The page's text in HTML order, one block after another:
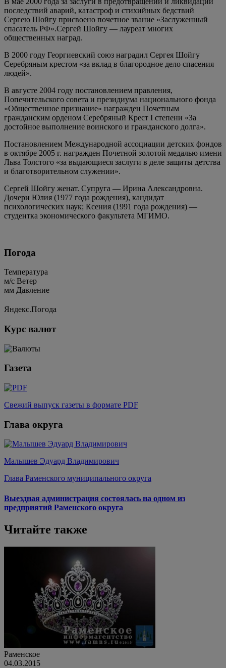
последствий аварий, катастроф и стихийных бедствий
Сергею Шойгу присвоено почетное звание «Заслуженный
спасатель РФ».Сергей Шойгу — лауреат многих
общественных наград.
В 2000 году Георгиевский союз наградил Сергея Шойгу
Серебряным крестом «за вклад в благородное дело спасения
людей».
В августе 2004 году постановлением правления,
Попечительского совета и президиума национального фонда
«Общественное признание» награжден Почетным
гражданским орденом Серебряный Крест I степени «За
достойное выполнение воинского и гражданского долга».
Постановлением Международной ассоциации детских фондов
в октябре 2005 г. награжден Почетной золотой медалью имени
Льва Толстого «за выдающиеся заслуги в деле защиты детства
и благотворительном служении».
Сергей Шойгу женат. Супруга — Ирина Александровна.
Дочери Юлия (1977 года рождения), кандидат
психологических наук; Ксения (1991 года рождения) —
студентка экономического факультета МГИМО.
Погода
Температура
м/c Ветер
мм Давление
Яндекс.Погода
Курс валют
Газета
Свежий выпуск газеты в формате PDF
Глава округа
Малышев Эдуард Владимирович
Глава Раменского муниципального округа
Выездная администрация состоялась на одном из
предприятий Раменского округа
Читайте также
Раменское
04.03.2015